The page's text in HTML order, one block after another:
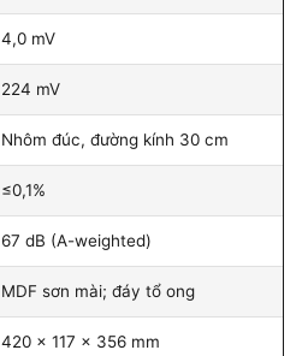
4,0 mV
224 mV
Nhôm đúc, đường kính 30 cm
≤0,1%
67 dB (A-weighted)
MDF sơn mài; đáy tổ ong
420 × 117 × 356 mm